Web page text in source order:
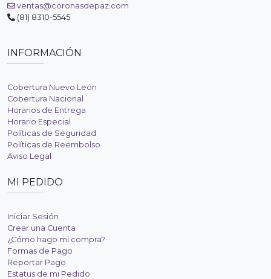
ventas@coronasdepaz.com
(81) 8310-5545
INFORMACIÓN
Cobertura Nuevo León
Cobertura Nacional
Horarios de Entrega
Horario Especial
Políticas de Seguridad
Políticas de Reembolso
Aviso Legal
MI PEDIDO
Iniciar Sesión
Crear una Cuenta
¿Cómo hago mi compra?
Formas de Pago
Reportar Pago
Estatus de mi Pedido